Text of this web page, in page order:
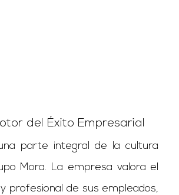
del Éxito Empresarial
parte integral de la cultura
Mora. La empresa valora el
profesional de sus empleados,